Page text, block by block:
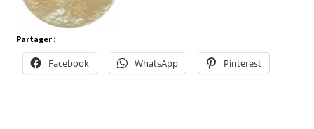
Partager :
Facebook WhatsApp Pinterest